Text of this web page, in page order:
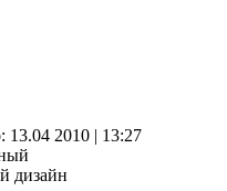
13.04 2010 | 13:27
дизайн